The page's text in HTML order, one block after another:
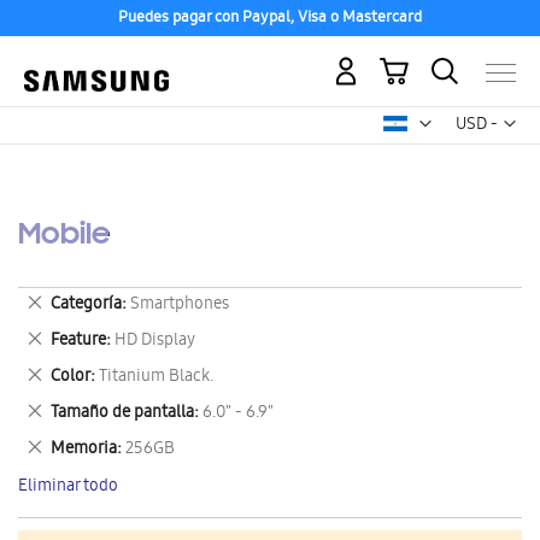
Puedes pagar con Paypal, Visa o Mastercard
USD -
dólar
Mi carrito
Mobile
Categoría Smartphones
Eliminar
este
artículo
Feature HD Display
Eliminar
este
artículo
Color Titanium Black.
Eliminar
este
artículo
Tamaño de pantalla 6.0" - 6.9"
Eliminar
este
artículo
Memoria 256GB
Eliminar
este
artículo
Eliminar todo